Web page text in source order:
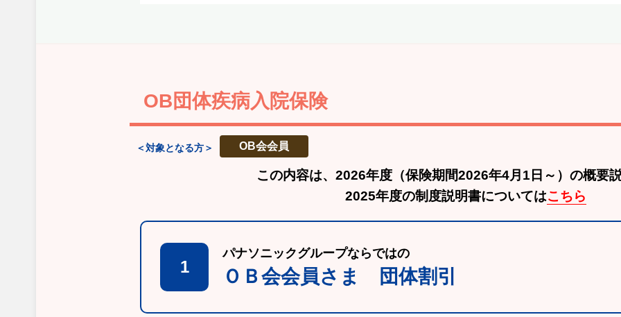
OB団体疾病入院保険
＜対象となる方＞ OB会会員
この内容は、2026年度 （保険期間2026年4月1日～）の概要説
2025年度の制度説明書についてはこちら
1
パナソニックグループならではの
ＯＢ会会員さま 団体割引